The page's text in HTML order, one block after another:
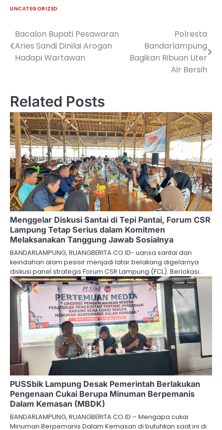
UNCATEGORIZED
Navigasi
pos
Bacalon Bupati Pesawaran
Aries Sandi Dinilai Arogan
Hadapi Wartawan
Polresta
Bandarlampung
Bagikan Ribuan Liter
Air Bersih
Related Posts
Menggelar Diskusi Santai di Tepi Pantai, Forum CSR
Lampung Tetap Serius dalam Komitmen
Melaksanakan Tanggung Jawab Sosialnya
BANDARLAMPUNG, RUANGBERITA.CO.ID- uansa santai dan
keindahan alam pesisir menjadi latar belakang digelarnya
diskusi panel strategis Forum CSR Lampung (FCL). Berlokasi…
PUSSbik Lampung Desak Pemerintah Berlakukan
Pengenaan Cukai Berupa Minuman Berpemanis
Dalam Kemasan (MBDK)
BANDARLAMPUNG, RUANGBERITA.CO.ID – Mengapa cukai
Minuman Berpemanis Dalam Kemasan di butuhkan saat ini di